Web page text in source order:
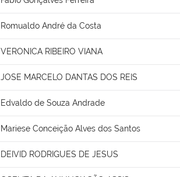
Romualdo André da Costa
VERONICA RIBEIRO VIANA
JOSE MARCELO DANTAS DOS REIS
Edvaldo de Souza Andrade
Mariese Conceição Alves dos Santos
DEIVID RODRIGUES DE JESUS